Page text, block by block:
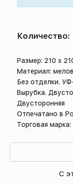
Количество:
Размер: 210 х
Материал:
Без отделки.
Вырубка.
Двусторонняя
Отпечатано в
Торговая
С